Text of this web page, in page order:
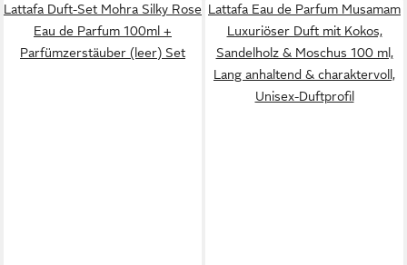
Lattafa Duft-Set Mohra Silky Rose
Eau de Parfum 100ml +
Parfümzerstäuber (leer) Set
Lattafa Eau de Parfum Musamam
Luxuriöser Duft mit Kokos,
Sandelholz & Moschus 100 ml,
Lang anhaltend & charaktervoll,
Unisex-Duftprofil